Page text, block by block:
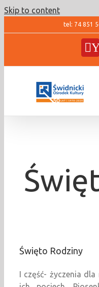
Skip to content
tel: 74 851
Święto Rodziny
I część- życzenia